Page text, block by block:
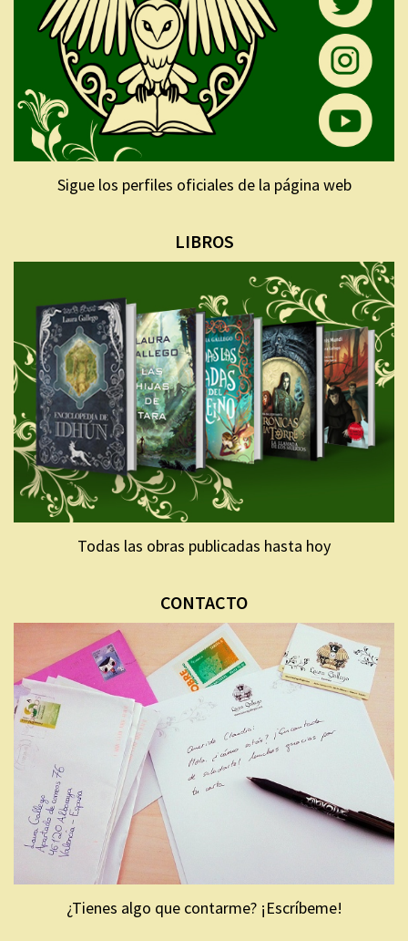
Sigue los perfiles oficiales de la página web
LIBROS
Todas las obras publicadas hasta hoy
CONTACTO
¿Tienes algo que contarme? ¡Escríbeme!